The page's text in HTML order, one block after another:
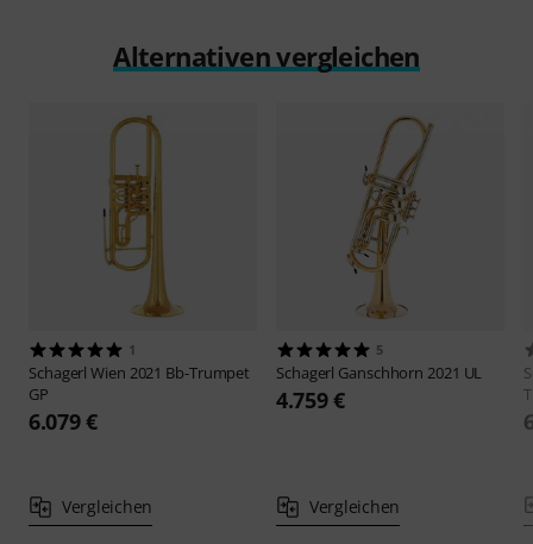
Alternativen vergleichen
1
SchagerlWien 2021 Bb-Trumpet
GP
6.079 €
Vergleichen
5
Schagerl Ganschhorn 2021 UL
4.759 €
Vergleichen